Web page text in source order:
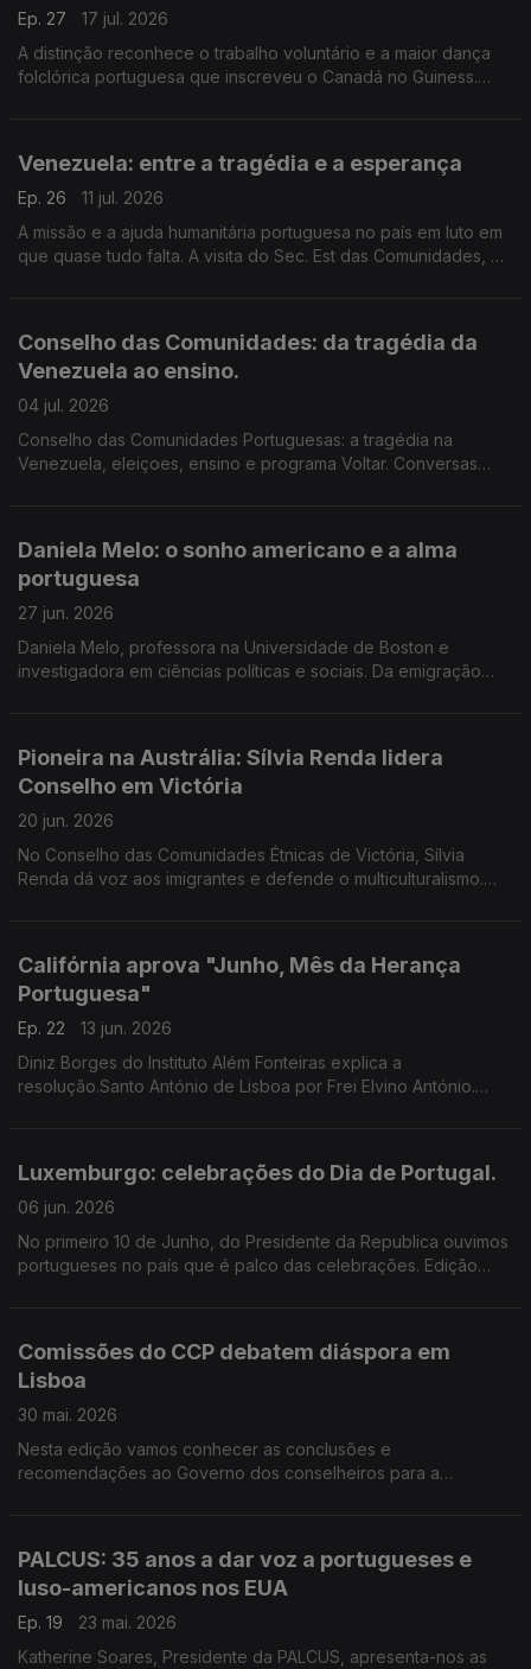
Ep. 27
17 jul. 2026
A distinção reconhece o trabalho voluntário e a maior dança
folclórica portuguesa que inscreveu o Canadá no Guiness.
Venezuela: entre a tragédia e a esperança
Ep. 26
11 jul. 2026
A missão e a ajuda humanitária portuguesa no país em luto em
que quase tudo falta. A visita do Sec. Est das Comunidades, os
Conselho das Comunidades: da tragédia da
Venezuela ao ensino.
04 jul. 2026
Conselho das Comunidades Portuguesas: a tragédia na
Venezuela, eleiçoes, ensino e programa Voltar. Conversas
Daniela Melo: o sonho americano e a alma
portuguesa
27 jun. 2026
Daniela Melo, professora na Universidade de Boston e
investigadora em ciências políticas e sociais. Da emigração
Pioneira na Austrália: Sílvia Renda lidera
Conselho em Victória
20 jun. 2026
No Conselho das Comunidades Étnicas de Victória, Sílvia
Renda dá voz aos imigrantes e defende o multiculturalismo.
Califórnia aprova "Junho, Mês da Herança
Portuguesa"
Ep. 22
13 jun. 2026
Diniz Borges do Instituto Além Fonteiras explica a
resolução.Santo António de Lisboa por Frei Elvino António.
Luxemburgo: celebrações do Dia de Portugal.
06 jun. 2026
No primeiro 10 de Junho, do Presidente da Republica ouvimos
portugueses no país que é palco das celebrações. Edição
Comissões do CCP debatem diáspora em
Lisboa
30 mai. 2026
Nesta edição vamos conhecer as conclusões e
recomendações ao Governo dos conselheiros para a
PALCUS: 35 anos a dar voz a portugueses e
luso-americanos nos EUA
Ep. 19
23 mai. 2026
Katherine Soares, Presidente da PALCUS, apresenta-nos as